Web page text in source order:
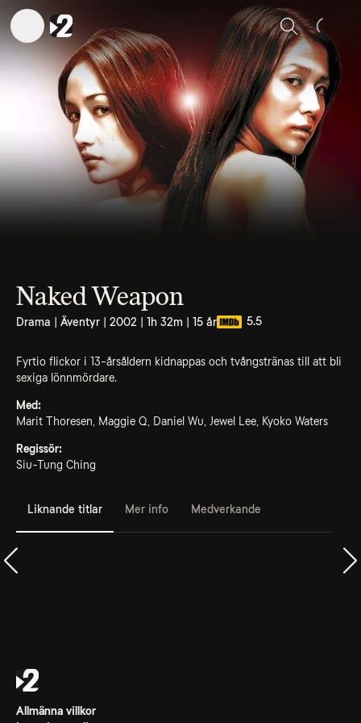
Sök
Naked Weapon
Drama | Äventyr | 2002 | 1h 32m | 15 år 5.5
Fyrtio flickor i 13-årsåldern kidnappas och tvångstränas till att bli
sexiga lönnmördare.
Med:
Marit Thoresen, Maggie Q, Daniel Wu, Jewel Lee, Kyoko Waters
Regissör:
Siu-Tung Ching
Liknande titlar Mer info Medverkande
Allmänna villkor